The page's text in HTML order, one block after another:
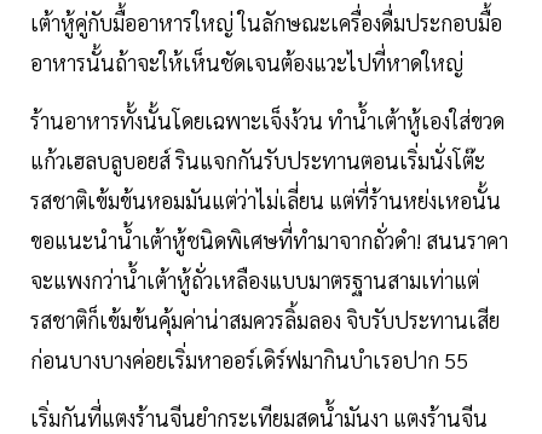
เต้าหู้คู่กับมื้ออาหารใหญ่ ในลักษณะเครื่องดื่มประกอบมื้อ
อาหารนั้นถ้าจะให้เห็นชัดเจนต้องแวะไปที่หาดใหญ่
ร้านอาหารทั้งนั้นโดยเฉพาะเจ็งง้วน ทำน้ำเต้าหู้เองใส่ขวด
แก้วเฮลบลูบอยส์ รินแจกกันรับประทานตอนเริ่มนั่งโต๊ะ
รสชาติเข้มข้นหอมมันแต่ว่าไม่เลี่ยน แต่ที่ร้านหย่งเหอนั้น
ขอแนะนำน้ำเต้าหู้ชนิดพิเศษที่ทำมาจากถั่วดำ! สนนราคา
จะแพงกว่าน้ำเต้าหู้ถั่วเหลืองแบบมาตรฐานสามเท่าแต่
รสชาติก็เข้มข้นคุ้มค่าน่าสมควรลิ้มลอง จิบรับประทานเสีย
ก่อนบางบางค่อยเริ่มหาออร์เดิร์ฟมากินบำเรอปาก 55
เริ่มกันที่แตงร้านจีนยำกระเทียมสดน้ำมันงา แตงร้านจีน